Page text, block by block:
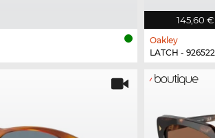
145,60 €
Oakley
LATCH - 926522